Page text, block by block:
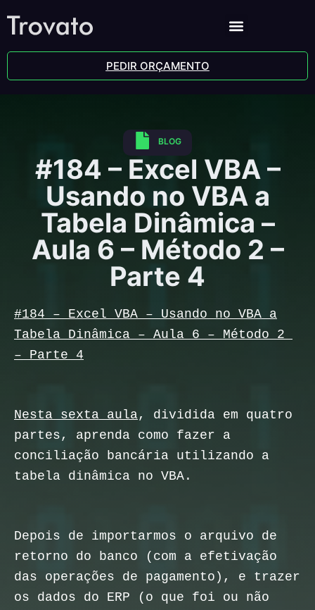
PEDIR ORÇAMENTO
BLOG
#184 – Excel VBA –
Usando no VBA a
Tabela Dinâmica –
Aula 6 – Método 2 –
Parte 4
#184 – Excel VBA – Usando no VBA a
Tabela Dinâmica – Aula 6 – Método 2
– Parte 4
Nesta sexta aula, dividida em quatro
partes, aprenda como fazer a
conciliação bancária utilizando a
tabela dinâmica no VBA.
Depois de importarmos o arquivo de
retorno do banco (com a efetivação
das operações de pagamento), e trazer
os dados do ERP (o que foi ou não